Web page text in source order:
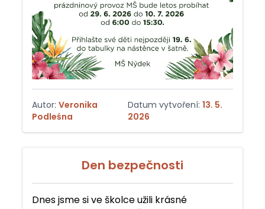
Autor: Veronika
Podleśna
Datum vytvoření: 13. 5.
2026
Den bezpečnosti
Dnes jsme si ve školce užili krásné